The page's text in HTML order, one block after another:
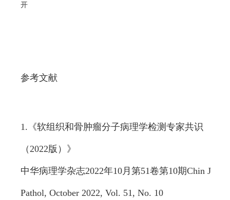
开
参考文献
1.《软组织和骨肿瘤分子病理学检测专家共识
（2022版）》
中华病理学杂志2022年10月第51卷第10期Chin J
Pathol, October 2022, Vol. 51, No. 10